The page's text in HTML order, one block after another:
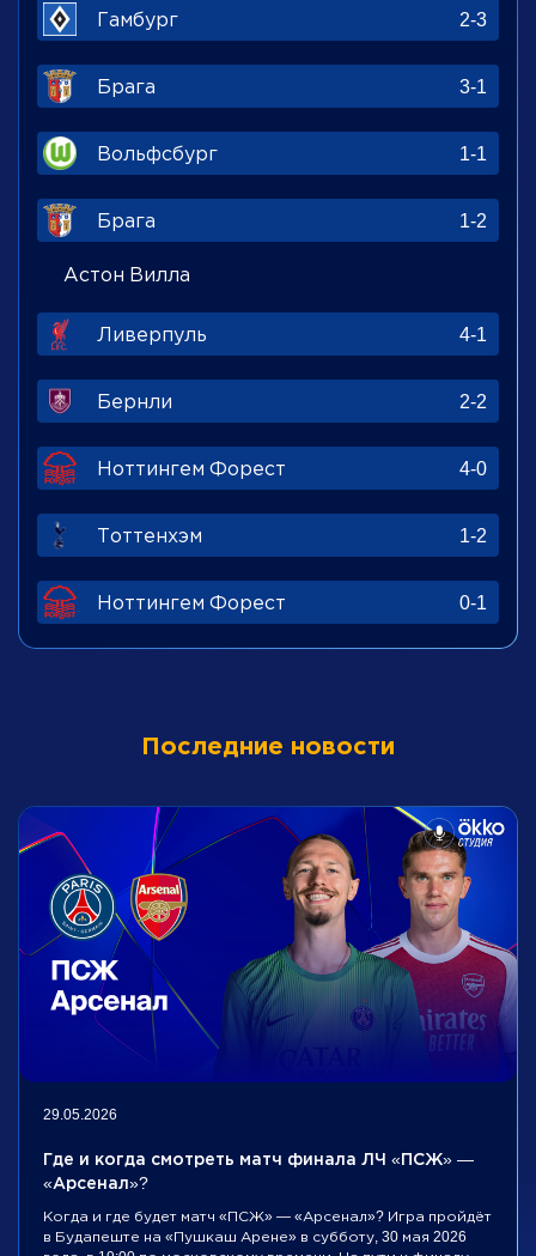
Гамбург 2-3
Брага 3-1
Вольфсбург 1-1
Брага 1-2
Астон Вилла
Ливерпуль 4-1
Бернли 2-2
Ноттингем Форест 4-0
Тоттенхэм 1-2
Ноттингем Форест 0-1
Последние новости
29.05.2026
Где и когда смотреть матч финала ЛЧ «ПСЖ» —
«Арсенал»?
Когда и где будет матч «ПСЖ» — «Арсенал»? Игра пройдёт
в Будапеште на «Пушкаш Арене» в субботу, 30 мая 2026